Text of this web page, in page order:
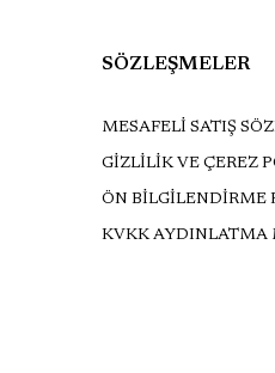
SÖZLEŞMELER
MESAFELİ SATIŞ
GİZLİLİK VE ÇEREZ
ÖN BİLGİLENDİRME
KVKK AYDINLATMA